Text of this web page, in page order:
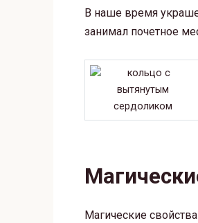
В наше время
занимал почетное
Магические